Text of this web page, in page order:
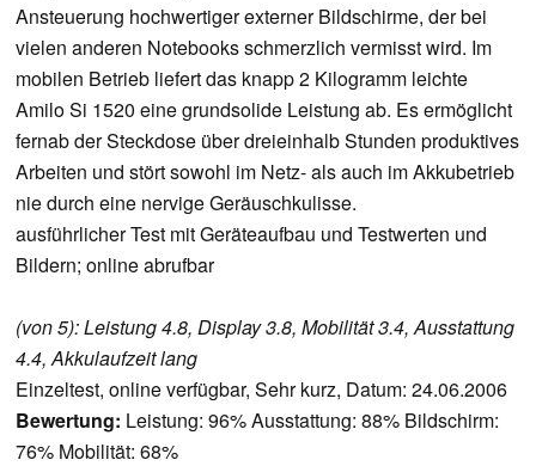
Ansteuerung hochwertiger externer Bildschirme, der bei
vielen anderen Notebooks schmerzlich vermisst wird. Im
mobilen Betrieb liefert das knapp 2 Kilogramm leichte
Amilo Si 1520 eine grundsolide Leistung ab. Es ermöglicht
fernab der Steckdose über dreieinhalb Stunden produktives
Arbeiten und stört sowohl im Netz- als auch im Akkubetrieb
nie durch eine nervige Geräuschkulisse.
ausführlicher Test mit Geräteaufbau und Testwerten und
Bildern; online abrufbar
(von 5): Leistung 4.8, Display 3.8, Mobilität 3.4, Ausstattung
4.4, Akkulaufzeit lang
Einzeltest, online verfügbar, Sehr kurz, Datum: 24.06.2006
Bewertung: Leistung: 96% Ausstattung: 88% Bildschirm:
76% Mobilität: 68%